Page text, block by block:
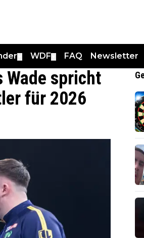
WDF FAQ Newsletter
Wade spricht
für 2026